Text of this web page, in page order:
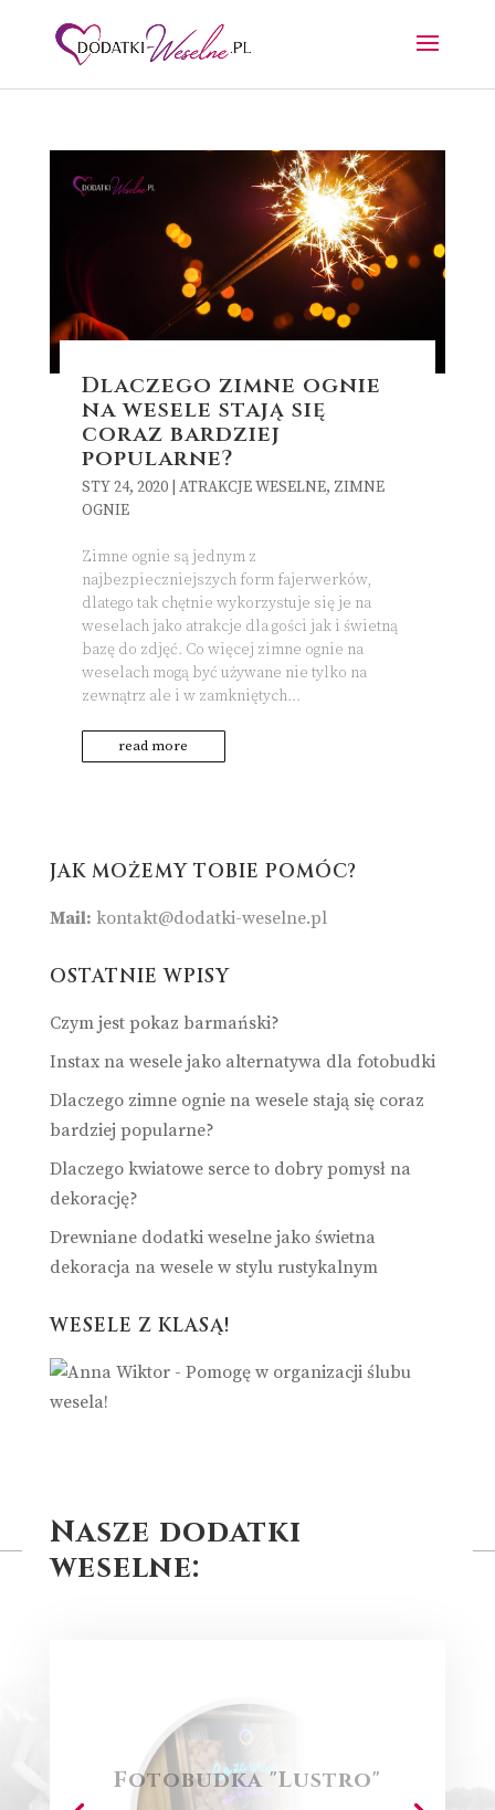
Dlaczego zimne ognie
na wesele stają się
coraz bardziej
popularne?
STY 24, 2020| ATRAKCJE WESELNE, ZIMNE
OGNIE
Zimne ognie są jednym z
najbezpieczniejszych form fajerwerków,
dlatego tak chętnie wykorzystuje się je na
weselach jako atrakcje dla gości jak i świetną
bazę do zdjęć. Co więcej zimne ognie na
weselach mogą być używane nie tylko na
zewnątrz ale i w zamkniętych...
read more
JAK MOŻEMY TOBIE POMÓC?
Mail: kontakt@dodatki-weselne.pl
OSTATNIE WPISY
Czym jest pokaz barmański?
Instax na wesele jako alternatywa dla fotobudki
Dlaczego zimne ognie na wesele stają się coraz
bardziej popularne?
Dlaczego kwiatowe serce to dobry pomysł na
dekorację?
Drewniane dodatki weselne jako świetna
dekoracja na wesele w stylu rustykalnym
WESELE Z KLASĄ!
Nasze dodatki
weselne:
Fotobudka "Lustro"